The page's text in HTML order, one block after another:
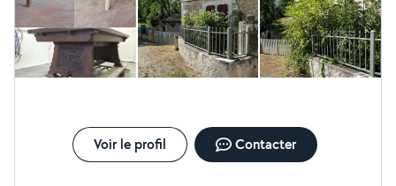
Voir le profil Contacter